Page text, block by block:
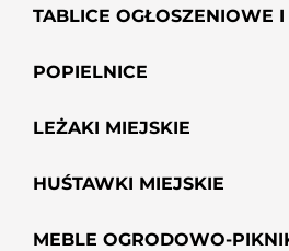
TABLICE OGŁOSZENIOWE
POPIELNICE
LEŻAKI MIEJSKIE
HUŚTAWKI MIEJSKIE
MEBLE OGRODOWO-